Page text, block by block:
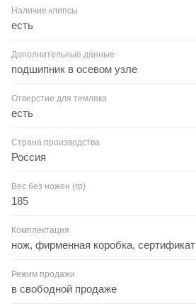
Наличие клипсы
есть
Дополнительные данные
подшипник в осевом узле
Отверстие для темляка
есть
Страна производства
Россия
Вес без ножен (гр)
185
Комплектация
нож, фирменная коробка, сертификат
Режим продажи
в свободной продаже